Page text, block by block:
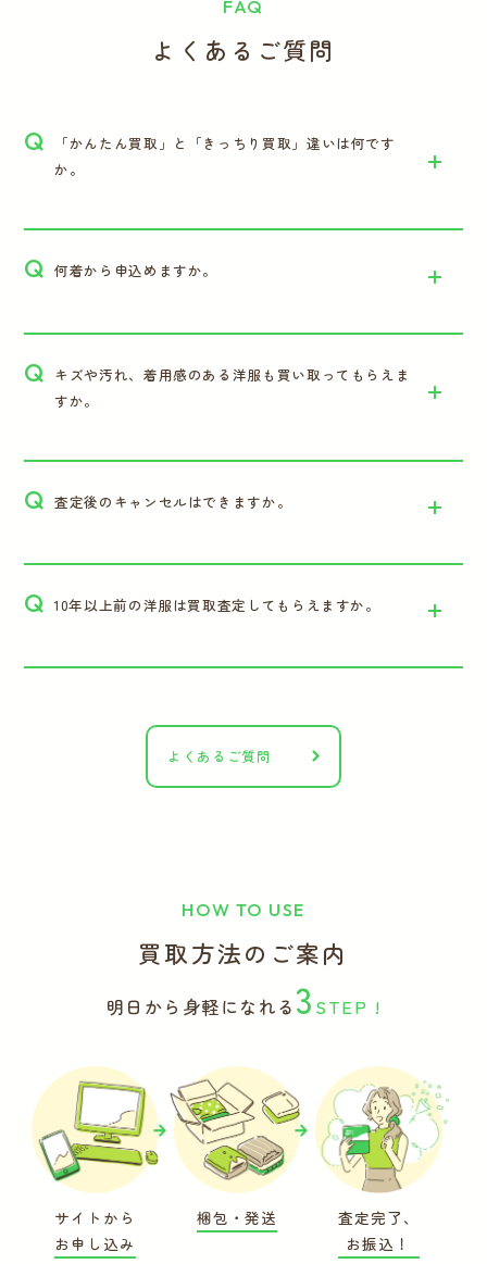
FAQ
よくあるご質問
Q
「かんたん買取」と「きっちり買取」違いは何です
か。
Q 何着から申込めますか。
Q キズや汚れ、着用感のある洋服も買い取ってもらえま
すか。
Q 査定後のキャンセルはできますか。
Q 10年以上前の洋服は買取査定してもらえますか。
よくあるご質問
HOW TO USE
買取方法のご案内
明日から身軽になれる 3 STEP !
サイトから
お申し込み
梱包・発送
査定完了、
お振込！